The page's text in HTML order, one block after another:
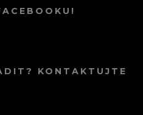
KONTAKTUJTE